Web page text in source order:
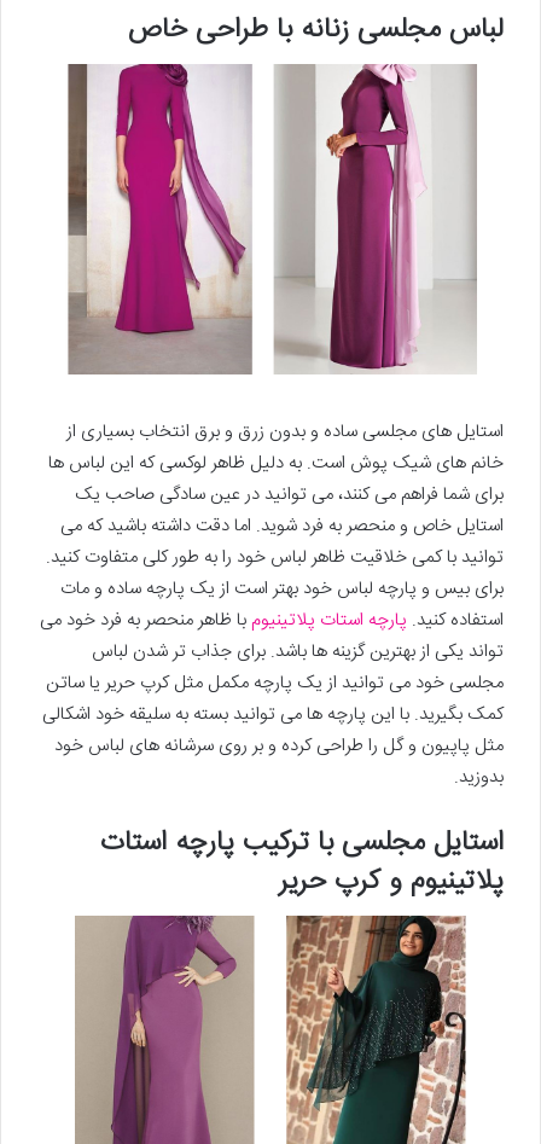
لباس مجلسی زنانه با طراحی خاص
استایل های مجلسی ساده و بدون زرق و برق انتخاب بسیاری از
خانم های شیک پوش است. به دلیل ظاهر لوکسی که این لباس ها
برای شما فراهم می کنند، می توانید در عین سادگی صاحب یک
استایل خاص و منحصر به فرد شوید. اما دقت داشته باشید که می
توانید با کمی خلاقیت ظاهر لباس خود را به طور کلی متفاوت کنید.
برای بیس و پارچه لباس خود بهتر است از یک پارچه ساده و مات
استفاده کنید. پارچه استات پلاتینیومبا ظاهر منحصر به فرد خود می
تواند یکی از بهترین گزینه ها باشد. برای جذاب تر شدن لباس
مجلسی خود می توانید از یک پارچه مکمل مثل کرپ حریر یا ساتن
کمک بگیرید. با این پارچه ها می توانید بسته به سلیقه خود اشکالی
مثل پاپیون و گل را طراحی کرده و بر روی سرشانه های لباس خود
بدوزید.
استایل مجلسی با ترکیب پارچه استات
پلاتینیوم و کرپ حریر